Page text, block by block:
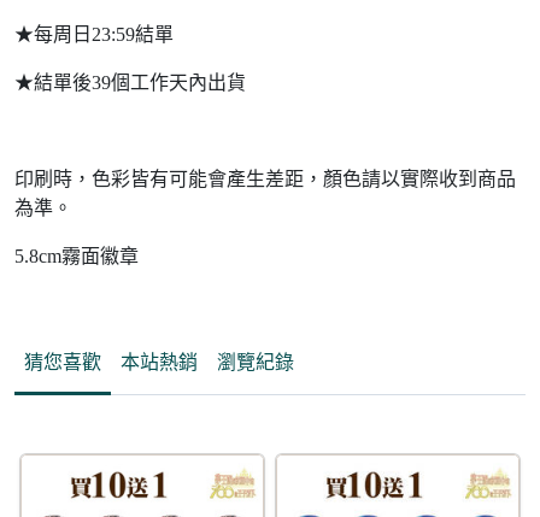
★每周日23:59結單
★結單後39個工作天內出貨
印刷時，色彩皆有可能會產生差距，顏色請以實際收到商品
為準。
5.8cm霧面徽章
猜您喜歡 本站熱銷 瀏覽紀錄